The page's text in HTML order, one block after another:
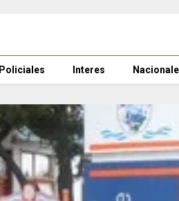
Policiales Interes